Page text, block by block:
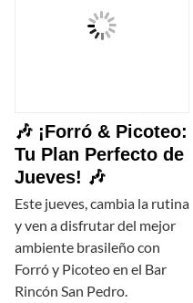
🎶 ¡Forró & Picoteo:
Tu Plan Perfecto de
Jueves! 🎶
Este jueves, cambia la rutina
y ven a disfrutar del mejor
ambiente brasileño con
Forró y Picoteo en el Bar
Rincón San Pedro.